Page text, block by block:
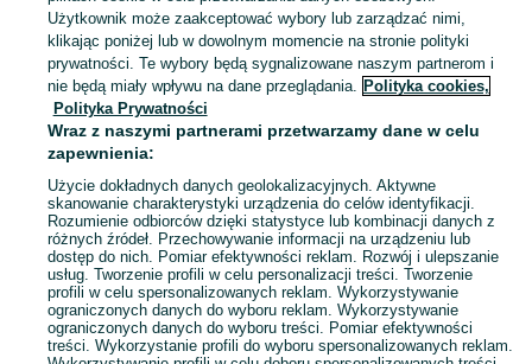
Skorzystaj z największego serwisu ogłoszeniowego - Milejów i okolice! Kupuj to, czego pragniesz i sprzedawaj to, czego już nie potrzebujesz! Zobacz
Mapa kategorii
Mapa miejscowości
Mapa ministron
Popularne wyszukiwania
Użytkownik może zaakceptować wybory lub zarządzać nimi,
klikając poniżej lub w dowolnym momencie na stronie polityki
prywatności. Te wybory będą sygnalizowane naszym partnerom i
nie będą miały wpływu na dane przeglądania. Polityka cookies,
Polityka Prywatności
Wraz z naszymi partnerami przetwarzamy dane w celu
zapewnienia:
Użycie dokładnych danych geolokalizacyjnych. Aktywne
skanowanie charakterystyki urządzenia do celów identyfikacji.
Rozumienie odbiorców dzięki statystyce lub kombinacji danych z
różnych źródeł. Przechowywanie informacji na urządzeniu lub
dostęp do nich. Pomiar efektywności reklam. Rozwój i ulepszanie
usług. Tworzenie profili w celu personalizacji treści. Tworzenie
profili w celu spersonalizowanych reklam. Wykorzystywanie
ograniczonych danych do wyboru reklam. Wykorzystywanie
ograniczonych danych do wyboru treści. Pomiar efektywności
treści. Wykorzystanie profili do wyboru spersonalizowanych reklam.